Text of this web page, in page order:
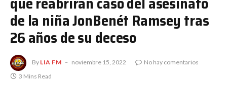
de la niña JonBenét Ramsey tras
26 años de su deceso
By LIA FM noviembre 15, 2022
No hay comentarios
3 Mins Read